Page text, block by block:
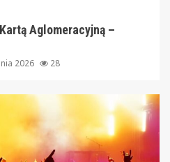
Aglomeracyjną –
2026 28